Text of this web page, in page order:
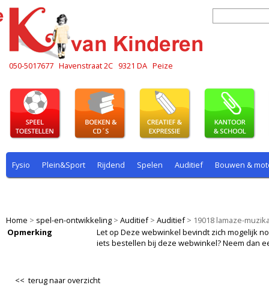
050-5017677 Havenstraat 2C 9321 DA Peize
Fysio Plein&Sport Rijdend Spelen Auditief Bouwen &
Home > spel-en-ontwikkeling > Auditief> Auditief> 19018 lamaze-
Opmerking
Let op Deze webwinkel bevindt zich mogelijk
iets bestellen bij deze webwinkel? Neem dan
<< terug naar overzicht